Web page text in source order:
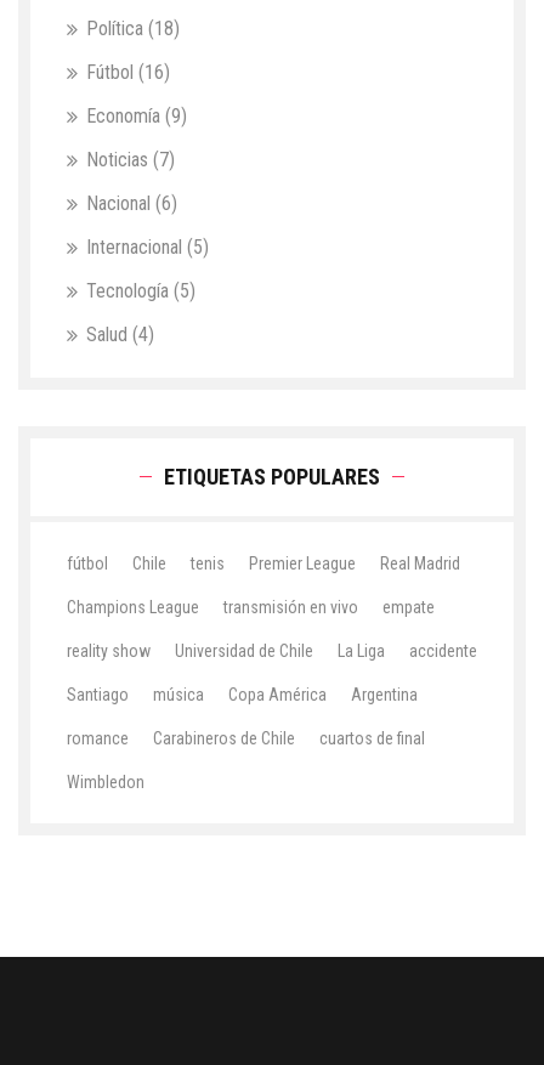
Política (18)
Fútbol (16)
Economía (9)
Noticias (7)
Nacional (6)
Internacional (5)
Tecnología (5)
Salud (4)
ETIQUETAS POPULARES
fútbol Chile tenis Premier League Real Madrid
Champions League transmisión en vivo empate
reality show Universidad de Chile La Liga accidente
Santiago música Copa América Argentina
romance Carabineros de Chile cuartos de final
Wimbledon